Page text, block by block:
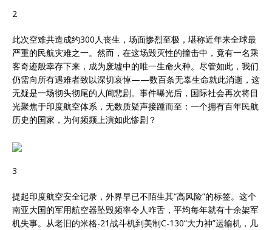
2
此次空难共造成约300人丧生，场面惨烈至极，堪称近年来全球最
严重的民航灾难之一。然而，在这场毁灭性的撞击中，竟有一名乘
客奇迹般幸存下来，成为废墟中的唯一生命火种。尽管如此，我们
仍需向所有遇难者致以深切哀悼——数百条无辜生命就此消逝，这
无疑是一场彻头彻尾的人间悲剧。事件曝光后，国际社会再次将目
光聚焦于印度航空体系，无数质疑声接踵而至：一个拥有百年民航
历史的国家，为何频频上演如此惨剧？
3
提起印度航空安全记录，外界早已不陌生其“高风险”的标签。这个
南亚大国的军用航空器坠毁频率令人咋舌，平均每年就有十余架军
机失事。从老旧的米格-21战斗机到美制C-130“大力神”运输机，几